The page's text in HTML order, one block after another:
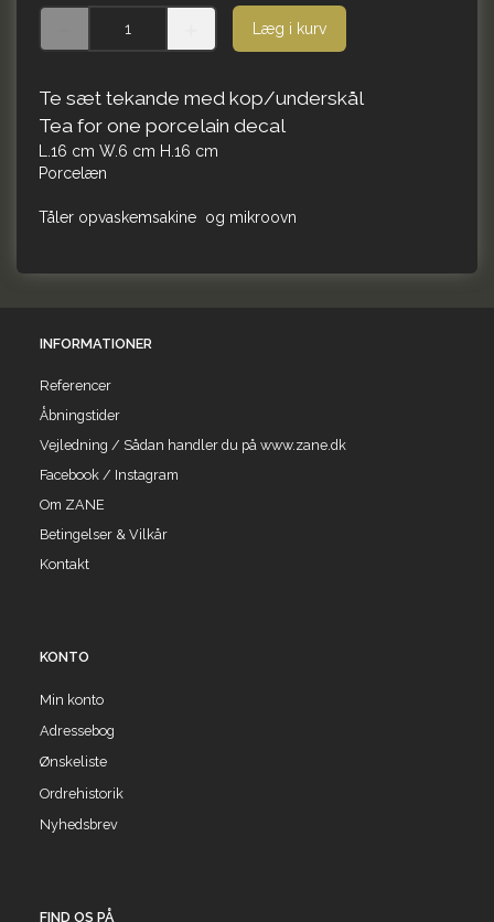
Læg i kurv
Te sæt tekande med kop/underskål
Tea for one porcelain decal
L.16 cm W.6 cm H.16 cm
Porcelæn
Tåler opvaskemsakine og mikroovn
INFORMATIONER
Referencer
Åbningstider
Vejledning / Sådan handler du på www.zane.dk
Facebook / Instagram
Om ZANE
Betingelser & Vilkår
Kontakt
KONTO
Min konto
Adressebog
Ønskeliste
Ordrehistorik
Nyhedsbrev
FIND OS PÅ